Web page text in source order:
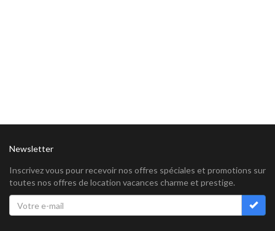
Newsletter
Inscrivez vous pour recevoir nos offres spéciales et promotions sur
toutes nos offres de location vacances charme et prestige.